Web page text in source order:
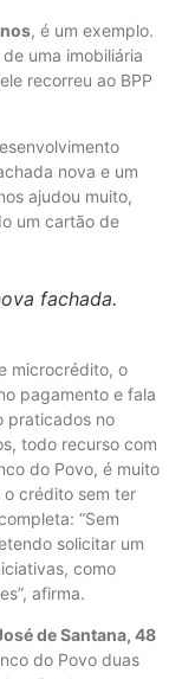
, é um exemplo.
uma imobiliária
recorreu ao BPP
nova e um
ajudou muito,
um cartão de
fachada.
microcrédito, o
pagamento e fala
praticados no
todo recurso com
do Povo, é muito
o crédito sem ter
“Sem
solicitar um
como
afirma.
de Santana, 48
do Povo duas